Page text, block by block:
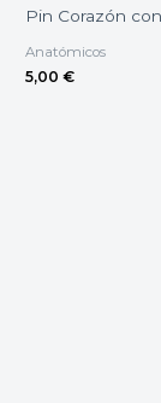
Pin Corazón
Anatómicos
5,00 €